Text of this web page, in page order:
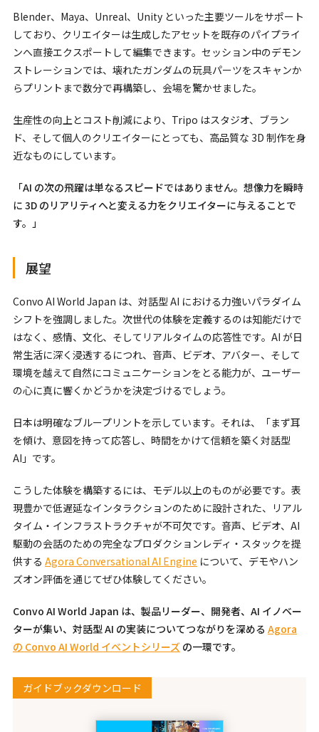
Blender、Maya、Unreal、Unity といった主要ツールをサポート
しており、クリエイターは生成したアセットを既存のパイプライ
ンへ直接エクスポートして編集できます。セッション中のデモン
ストレーションでは、壊れたガンダムの玩具パーツをスキャンか
らプリントまで数分で再構築し、会場を驚かせました。
生産性の向上とコスト削減により、Tripo はスタジオ、ブラン
ド、そして個人のクリエイターにとっても、高品質な 3D 制作を身
近なものにしています。
「AI の次の飛躍は単なるスピードではありません。想像力を瞬時
に 3D のリアリティへと変える力をクリエイターに与えることで
す。」
展望
Convo AI World Japan は、対話型 AI における力強いパラダイム
シフトを強調しました。次世代の体験を定義するのは知能だけで
はなく、感情、文化、そしてリアルタイムの応答性です。AI が日
常生活に深く浸透するにつれ、音声、ビデオ、アバター、そして
環境を越えて自然にコミュニケーションをとる能力が、ユーザー
の心に真に響くかどうかを決定づけるでしょう。
日本は明確なブループリントを示しています。それは、「まず耳
を傾け、意図を持って応答し、時間をかけて信頼を築く対話型
AI」です。
こうした体験を構築するには、モデル以上のものが必要です。表
現豊かで低遅延なインタラクションのために設計された、リアル
タイム・インフラストラクチャが不可欠です。音声、ビデオ、AI
駆動の会話のための完全なプロダクションレディ・スタックを提
供する Agora Conversational AI Engine について、デモやハン
ズオン評価を通じてぜひ体験してください。
Convo AI World Japan は、製品リーダー、開発者、AI イノベー
ターが集い、対話型 AI の実装についてつながりを深める Agora
の Convo AI World イベントシリーズの一環です。
ガイドブックダウンロード